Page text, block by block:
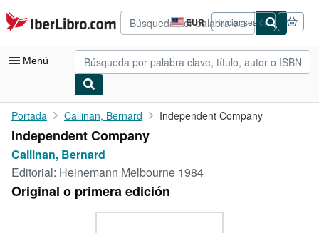
Pasar al contenido principal
IberLibro.com EUR
Preferencias
de
compra
del
Iniciar sesión
Menú
Mi cuenta
Consultar mis pedidos
Búsqueda avanzada
Colecciones
Portada Callinan, Bernard Independent Company
Independent Company
Callinan, Bernard
Editorial: Heinemann Melbourne 1984
Original o primera edición